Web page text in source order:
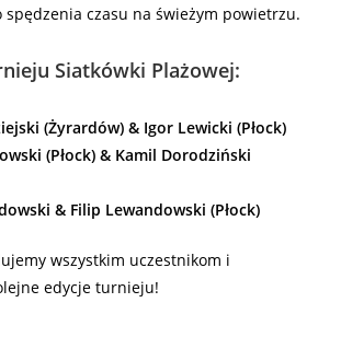
spędzenia czasu na świeżym powietrzu.
Siatkówki Plażowej:
(Żyrardów) & Igor Lewicki (Płock)
(Płock) & Kamil Dorodziński
& Filip Lewandowski (Płock)
wszystkim uczestnikom i
edycje turnieju!